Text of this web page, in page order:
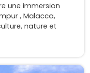
une immersion
, Malacca,
nature et